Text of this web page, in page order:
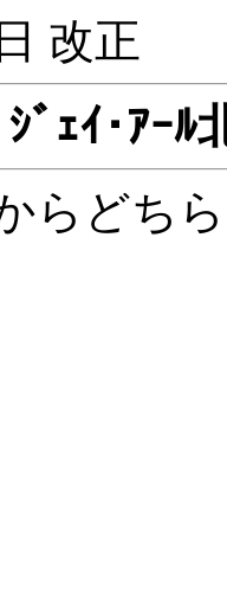
改正
ｼﾞｪｲ･ｱｰﾙ
らどち